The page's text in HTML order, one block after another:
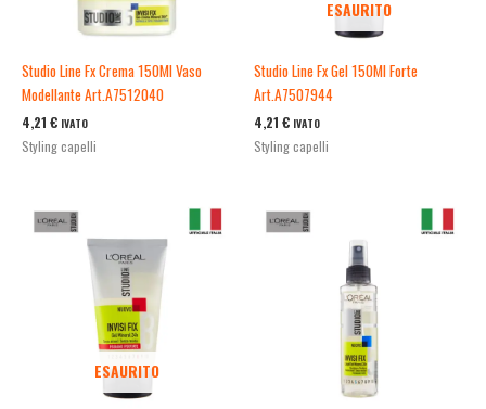
Studio Line Fx Crema 150Ml Vaso
Modellante Art.A7512040
4,21 € IVATO
Styling capelli
ESAURITO
Studio Line Fx Gel 150Ml Forte
Art.A7507944
4,21 € IVATO
Styling capelli
ESAURITO